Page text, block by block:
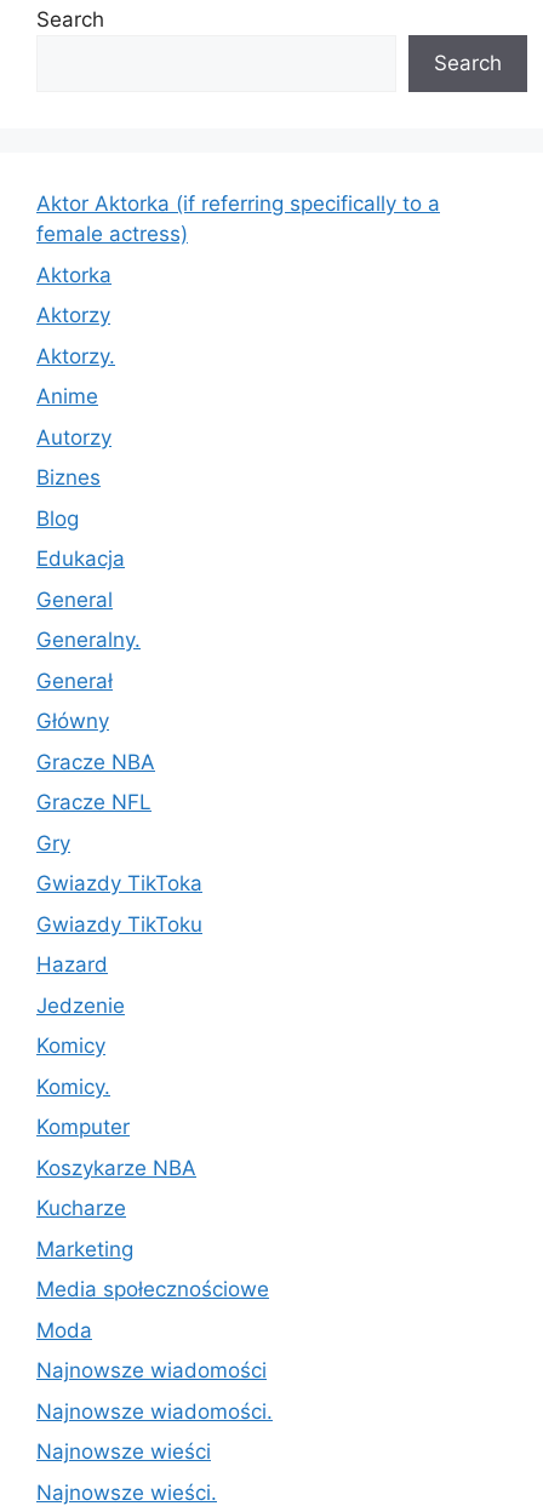
Search
Search
Aktor Aktorka (if referring specifically to a
female actress)
Aktorka
Aktorzy
Aktorzy.
Anime
Autorzy
Biznes
Blog
Edukacja
General
Generalny.
Generał
Główny
Gracze NBA
Gracze NFL
Gry
Gwiazdy TikToka
Gwiazdy TikToku
Hazard
Jedzenie
Komicy
Komicy.
Komputer
Koszykarze NBA
Kucharze
Marketing
Media społecznościowe
Moda
Najnowsze wiadomości
Najnowsze wiadomości.
Najnowsze wieści
Najnowsze wieści.